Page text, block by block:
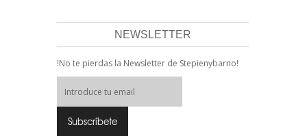
NEWSLETTER
!No te pierdas la Newsletter de Stepienybarno!